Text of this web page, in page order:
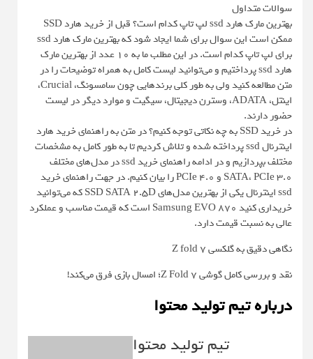
سوالات متداول
بهترین مارک هارد ssd لپ تاپ کدام است؟ قبل از خرید هارد SSD
ممکن است این سوال برای شما ایجاد شود که بهترین مارک هارد ssd
برای لپ تاپ کدام است. در این مطلب ما به 10 عدد از بهترین مارک
هارد ssd پرداختیم و می‌توانید لیست کامل به همراه توضیحات را در
متن مطالعه کنید ولی به طور کلی برندهایی چون سامسونگ، Crucial،
اینتل، ADATA، وسترن دیجیتال، سیگیت و موارد دیگر در لیست
حضور دارند.
در خرید SSD به چه نکاتی توجه کنیم؟ در متن به راهنمای خرید هارد
اینترنال ssd پرداخته شده و تلاش کردیم تا به طور کامل به مشخصات
مختلف بپردازیم و در ادامه راهنمای خرید ssd در مدل‌های مختلف
SATA، PCIe 3.0 و PCIe 4.0 را بیان کنیم. در جهت راهنمای خرید
ssd اینترنال یکی از بهترین مدل‌های SSD SATA 2.5D که می‌توانید
خریداری کنید Samsung EVO 870 است که قیمت مناسب و عملکرد
عالی به نسبت قیمت دارد.
نگاهی دقیق به گلکسی Z fold 7
نقد و بررسی کامل گوشی Z Fold 7؛ امسال بازی فرق می‌کند!
درباره تیم تولید محتوا
تیم تولید محتوا